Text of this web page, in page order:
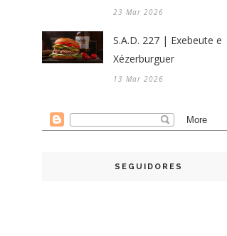
23 Mar 2026
S.A.D. 227 | Exebeute e
Xézerburguer
13 Mar 2026
SEGUIDORES